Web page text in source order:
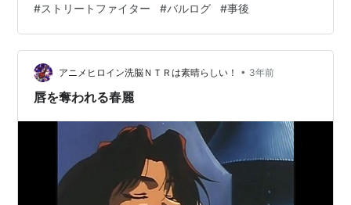
#ストリートファイター #バルログ #事後
アニメヒロイン洗脳ＮＴＲは素晴らしい！ • 3年前
唇を奪われる春麗